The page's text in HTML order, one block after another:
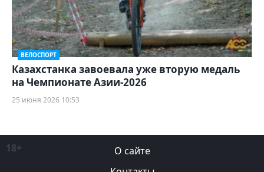
ВЕЛОСПОРТ
Казахстанка завоевала уже вторую медаль
на Чемпионате Азии-2026
25 июня 2026 10:53
18+
О сайте